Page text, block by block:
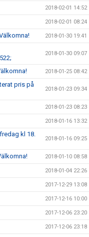
2018-02-01 14:52
2018-02-01 08:24
2018-01-30 19:41
2018-01-30 09:07
2018-01-25 08:42
pris på
2018-01-23 09:34
2018-01-23 08:23
2018-01-16 13:32
kl 18.
2018-01-16 09:25
2018-01-10 08:58
2018-01-04 22:26
2017-12-29 13:08
2017-12-16 10:00
2017-12-06 23:20
2017-12-06 23:18